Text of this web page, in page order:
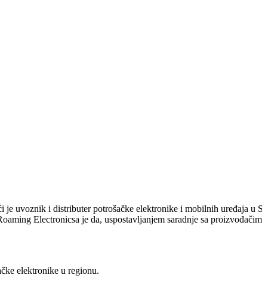
je uvoznik i distributer potrošačke elektronike i mobilnih uređaja
Electronicsa je da, uspostavljanjem saradnje sa
elektronike u regionu.